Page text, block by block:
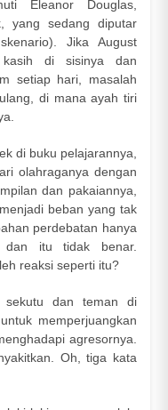
Eleanor Douglas,
yang sedang diputar
Jika August
kasih di sisinya dan
setiap hari, masalah
di mana ayah tiri
di buku pelajarannya,
olahraganya dengan
dan pakaiannya,
beban yang tak
perdebatan hanya
itu tidak benar.
reaksi seperti itu?
sekutu dan teman di
memperjuangkan
agresornya.
Oh, tiga kata